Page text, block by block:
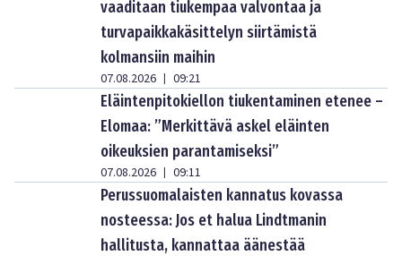
vaaditaan tiukempaa valvontaa ja
turvapaikkakäsittelyn siirtämistä
kolmansiin maihin
07.08.2026 | 09:21
Eläintenpitokiellon tiukentaminen etenee –
Elomaa: ”Merkittävä askel eläinten
oikeuksien parantamiseksi”
07.08.2026 | 09:11
Perussuomalaisten kannatus kovassa
nosteessa: Jos et halua Lindtmanin
hallitusta, kannattaa äänestää